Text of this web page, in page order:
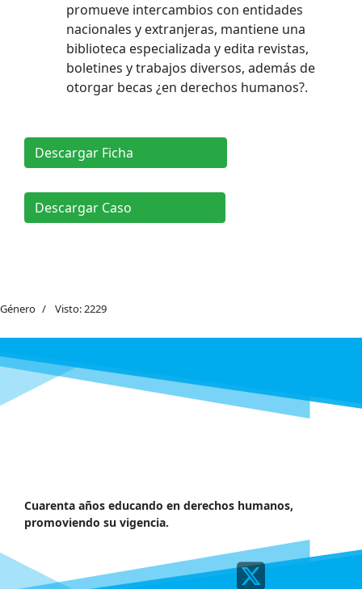
promueve intercambios con entidades
nacionales y extranjeras, mantiene una
biblioteca especializada y edita revistas,
boletines y trabajos diversos, además de
otorgar becas ¿en derechos humanos?.
Descargar Ficha
Descargar Caso
Género Visto: 2229
Cuarenta años educando en derechos humanos,
promoviendo su vigencia.